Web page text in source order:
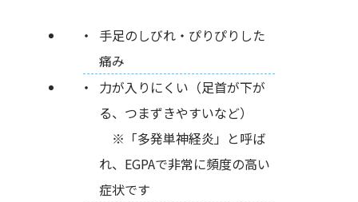
手足のしびれ・ぴりぴりした
痛み
力が入りにくい（足首が下が
る、つまずきやすいなど）
※「多発単神経炎」と呼ば
れ、EGPAで非常に頻度の高い
症状です